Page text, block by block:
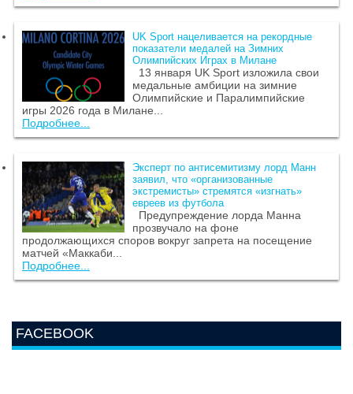
UK Sport нацеливается на рекордные
показатели медалей на Зимних
Олимпийских Играх в Милане
13 января UK Sport изложила свои
медальные амбиции на зимние
Олимпийские и Паралимпийские
игры 2026 года в Милане...
Подробнее...
Эксперт по антисемитизму лорд Манн
заявил, что «организованные
экстремисты» стремятся «изгнать»
евреев из футбола
Предупреждение лорда Манна
прозвучало на фоне
продолжающихся споров вокруг запрета на посещение
матчей «Маккаби...
Подробнее...
FACEBOOK